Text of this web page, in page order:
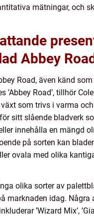
mätningar, och
Abbey
Road, även känd
’Abbey Road’, tillhör
växt som trivs i varma
sitt slående bladverk
innehålla en mängd
på sorten kan
ovala med olika
olika sorter av
marknaden idag. Några
’Wizard Mix’,